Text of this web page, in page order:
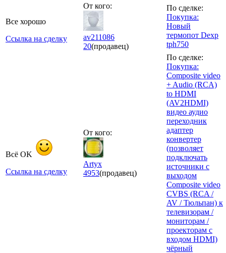
Все хорошо
Ссылка на сделку
От кого:
av211086
20(продавец)
По сделке:
Покупка:
Новый
термопот Dexp
tph750
Всё OK
Ссылка на сделку
От кого:
Artyx
4953(продавец)
По сделке:
Покупка:
Composite video
+ Audio (RCA)
to HDMI
(AV2HDMI)
видео аудио
переходник
адаптер
конвертер
(позволяет
подключать
источники с
выходом
Composite video
CVBS (RCA /
AV / Тюльпан) к
телевизорам /
мониторам /
проекторам с
входом HDMI)
чёрный